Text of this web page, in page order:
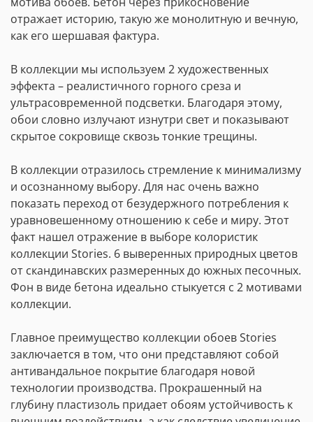
отражает историю, такую же монолитную и вечную,
как его шершавая фактура.
В коллекции мы используем 2 художественных
эффекта – реалистичного горного среза и
ультрасовременной подсветки. Благодаря этому,
обои словно излучают изнутри свет и показывают
скрытое сокровище сквозь тонкие трещины.
В коллекции отразилось стремление к минимализму
и осознанному выбору. Для нас очень важно
показать переход от безудержного потребления к
уравновешенному отношению к себе и миру. Этот
факт нашел отражение в выборе колористик
коллекции Stories. 6 выверенных природных цветов
от скандинавских размеренных до южных песочных.
Фон в виде бетона идеально стыкуется с 2 мотивами
коллекции.
Главное преимущество коллекции обоев Stories
заключается в том, что они представляют собой
антивандальное покрытие благодаря новой
технологии производства. Прокрашенный на
глубину пластизоль придает обоям устойчивость к